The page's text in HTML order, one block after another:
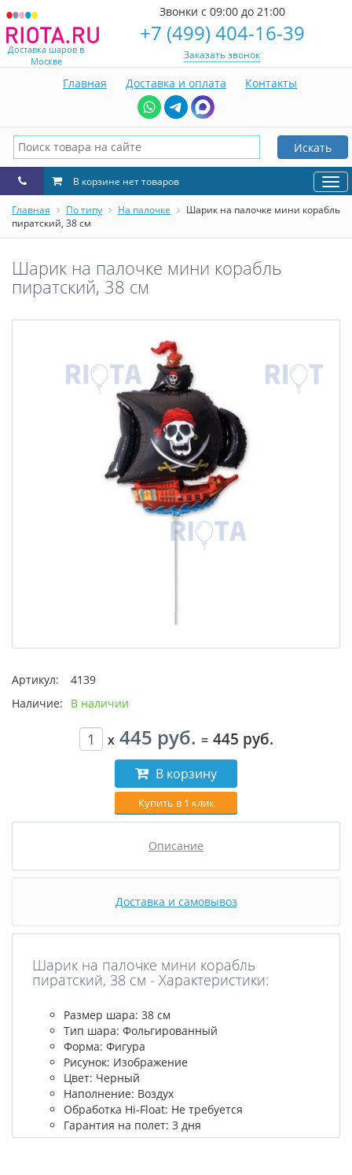
Доставка шаров в
Москве
Звонки с 09:00 до 21:00
+7 (499) 404-16-39
Заказать звонок
Главная Доставка и оплата Контакты
Искать
В корзине нет товаров
Главная По типу На палочке
Шарик на палочке мини корабль
пиратский, 38 см
Шарик на палочке мини корабль
пиратский, 38 см
Артикул:
4139
Наличие:
В наличии
x 445 руб. = 445 руб.
В корзину
Купить в 1 клик
Описание
Доставка и самовывоз
Шарик на палочке мини корабль
пиратский, 38 см - Характеристики:
Размер шара: 38 см
Тип шара: Фольгированный
Форма: Фигура
Рисунок: Изображение
Цвет: Черный
Наполнение: Воздух
Обработка Hi-Float: Не требуется
Гарантия на полет: 3 дня